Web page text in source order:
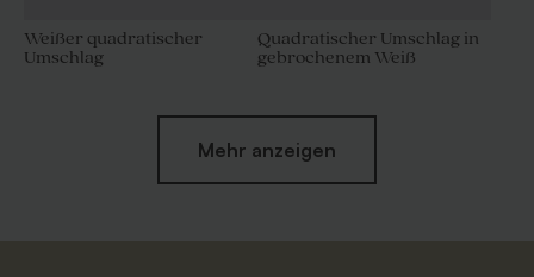
Weißer quadratischer
Umschlag
Quadratischer Umschlag in
gebrochenem Weiß
Mehr anzeigen